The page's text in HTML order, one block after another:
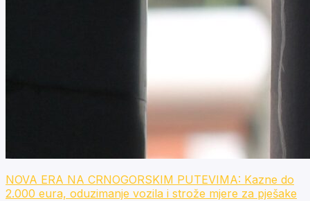
NOVA ERA NA CRNOGORSKIM PUTEVIMA: Kazne do
2.000 eura, oduzimanje vozila i strože mjere za pješake